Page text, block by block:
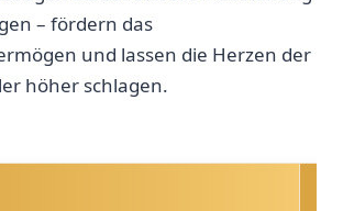
– fördern‍ das
und lassen ⁢die Herzen der
höher schlagen.